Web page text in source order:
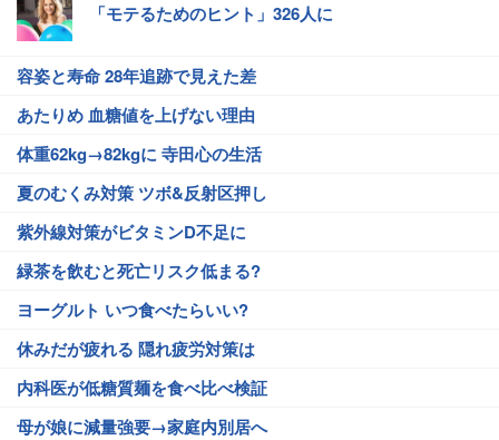
「モテるためのヒント」326人に
容姿と寿命 28年追跡で見えた差
あたりめ 血糖値を上げない理由
体重62kg→82kgに 寺田心の生活
夏のむくみ対策 ツボ&反射区押し
紫外線対策がビタミンD不足に
緑茶を飲むと死亡リスク低まる?
ヨーグルト いつ食べたらいい?
休みだが疲れる 隠れ疲労対策は
内科医が低糖質麺を食べ比べ検証
母が娘に減量強要→家庭内別居へ